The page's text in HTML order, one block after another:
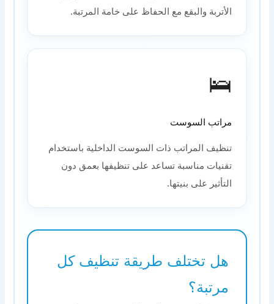
الأتربة والبقع مع الحفاظ على خامة المرتبة.
🛌
مراتب السوست
تنظيف المراتب ذات السوست الداخلية باستخدام
تقنيات مناسبة تساعد على تنظيفها بعمق دون
التأثير على بنيتها.
هل تختلف طريقة تنظيف كل
مرتبة؟